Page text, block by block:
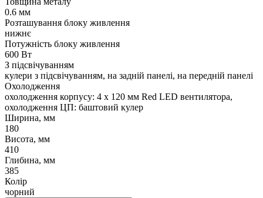
0.6 мм
Розташування блоку живлення
нижнє
Потужність блоку живлення
600 Вт
З підсвічуванням
кулери з підсвічуванням, на задній панелі, на передній панелі
Охолодження
охолодження корпусу: 4 x 120 мм Red LED вентилятора,
охолодження ЦП: баштовий кулер
Ширина, мм
180
Висота, мм
410
Глибина, мм
385
Колір
чорний